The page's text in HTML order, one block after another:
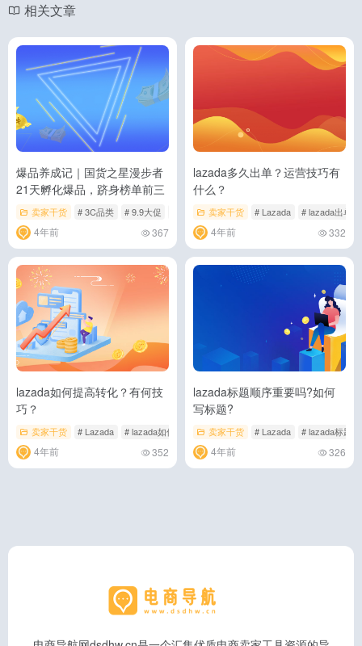
相关文章
爆品养成记｜国货之星漫步者
21天孵化爆品，跻身榜单前三
卖家干货 # 3C品类 # 9.9大促 # Lazada
4年前 367
lazada多久出单？运营技巧有
什么？
卖家干货 # Lazada # lazada出单
4年前 332
lazada如何提高转化？有何技
巧？
卖家干货 # Lazada # lazada如何提高转化 # lazada转化
4年前 352
lazada标题顺序重要吗?如何
写标题?
卖家干货 # Lazada # lazada标题
4年前 326